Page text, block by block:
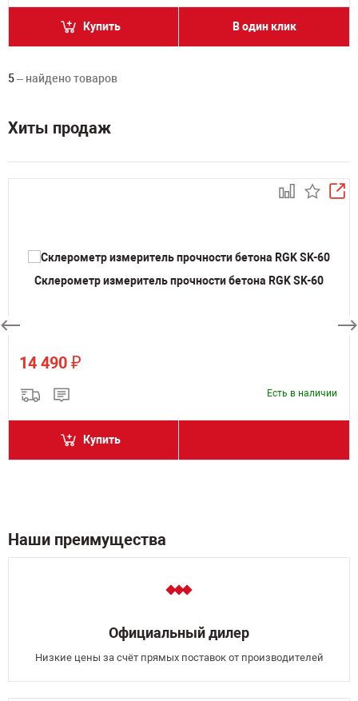
Купить В один клик
5– найдено товаров
Хиты продаж
Склерометр измеритель прочности бетона RGK SK-60
14 490 ₽
Есть в наличии
Купить
Наши преимущества
Официальный дилер
Низкие цены за счёт прямых поставок от производителей